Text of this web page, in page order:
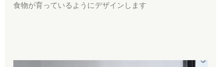
食物が育っているようにデザインします